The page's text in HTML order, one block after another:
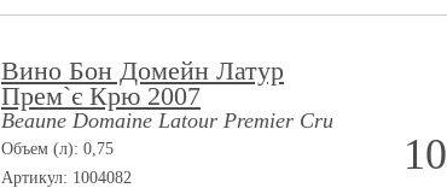
Вино Бон Домейн Латур
Прем`є Крю 2007
Beaune Domaine Latour Premier Cru
Объем (л): 0,75
Артикул: 1004082